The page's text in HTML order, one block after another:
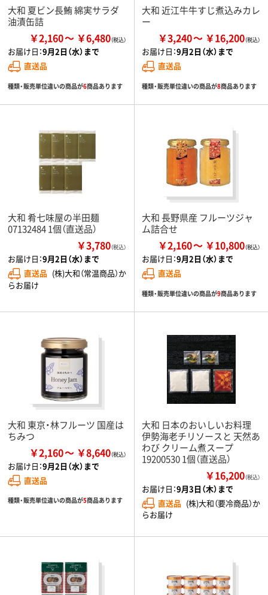
大和 夏ビン長鮪 綿実サラダ
油漬缶詰
￥2,160 ￥6,480
お届け日：9月2日（水）まで
直送品
種類・販売単位違いの商品が6商品あります
大和 近江牛牛すじ煮込みカレ
ー
￥3,240 ￥16,200
お届け日：9月2日（水）まで
直送品
種類・販売単位違いの商品が8商品あります
大和 肴七味屋の半田麺
07132484 1個（直送品）
￥3,780（税込）
お届け日：9月2日（水）まで
直送品 (株)大和（常温商品）か
らお届け
大和 長野県産 フルーツジャ
ム詰合せ
￥2,160 ￥10,800
お届け日：9月2日（水）まで
直送品
種類・販売単位違いの商品が9商品あります
大和 東京・林フルーツ 国産は
ちみつ
￥2,160 ￥8,640
お届け日：9月2日（水）まで
直送品
種類・販売単位違いの商品が5商品あります
大和 日本のおいしいお料理
伊勢海老チリソースと 天然あ
わび クリーム煮スープ
19200530 1個（直送品）
￥16,200（税込）
お届け日：9月3日（木）まで
直送品 (株)大和（要冷商品）か
らお届け